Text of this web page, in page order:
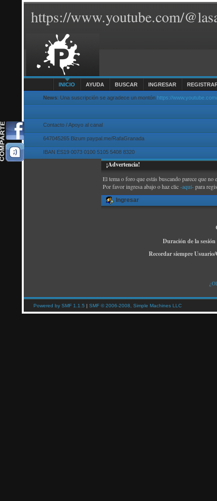
https://www.youtube.com/
INICIO AYUDA BUSCAR INGRESAR
News: Una suscripción se agradece un montón https://
Contacto / Apoyo al canal
647045265 Bizum paypal.me/RafaGranada
IBAN ES19 0073 0100 5105 5408 8320
¡Advertencia!
El tema o foro que estás buscando parece que
Por favor ingresa abajo o haz clic-aquí-para
Ingresar
Duración de la
Recordar siempre
Powered by SMF 1.1.5 | SMF © 2006-2008, Simple Machines LLC